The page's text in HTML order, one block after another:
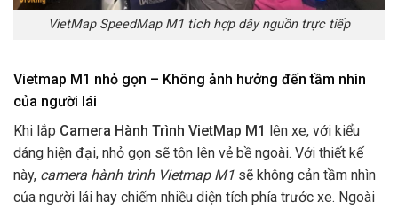
VietMap SpeedMap M1 tích hợp dây nguồn trực tiếp
Vietmap M1 nhỏ gọn – Không ảnh hưởng đến tầm nhìn
của người lái
Khi lắp Camera Hành Trình VietMap M1
lên xe, với kiểu
dáng hiện đại, nhỏ gọn sẽ tôn lên vẻ bề ngoài. Với thiết kế
này, camera hành trình Vietmap M1 sẽ không cản tầm nhìn
của người lái hay chiếm nhiều diện tích phía trước xe. Ngoài